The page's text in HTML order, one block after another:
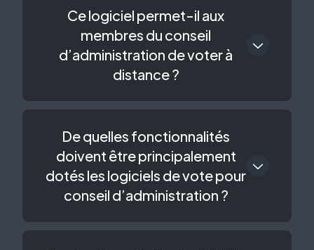
Ce logiciel permet-il aux
membres du conseil
d’administration de voter à
distance ?
De quelles fonctionnalités
doivent être principalement
dotés les logiciels de vote pour
conseil d’administration ?